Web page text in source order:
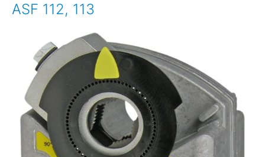
ASF 112, 113